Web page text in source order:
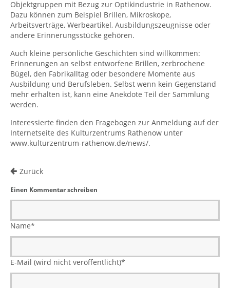
Objektgruppen mit Bezug zur Optikindustrie in Rathenow.
Dazu können zum Beispiel Brillen, Mikroskope,
Arbeitsverträge, Werbeartikel, Ausbildungszeugnisse oder
andere Erinnerungsstücke gehören.
Auch kleine persönliche Geschichten sind willkommen:
Erinnerungen an selbst entworfene Brillen, zerbrochene
Bügel, den Fabrikalltag oder besondere Momente aus
Ausbildung und Berufsleben. Selbst wenn kein Gegenstand
mehr erhalten ist, kann eine Anekdote Teil der Sammlung
werden.
Interessierte finden den Fragebogen zur Anmeldung auf der
Internetseite des Kulturzentrums Rathenow unter
www.kulturzentrum-rathenow.de/news/.
Zurück
Einen Kommentar schreiben
Name*
E-Mail (wird nicht veröffentlicht)*